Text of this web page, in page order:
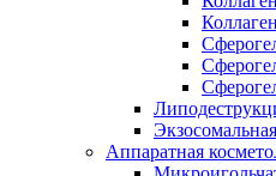
Аппаратная